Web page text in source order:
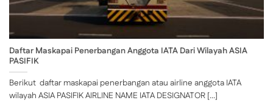
Daftar Maskapai Penerbangan Anggota IATA Dari Wilayah ASIA
PASIFIK
Berikut daftar maskapai penerbangan atau airline anggota IATA
wilayah ASIA PASIFIK AIRLINE NAME IATA DESIGNATOR [...]